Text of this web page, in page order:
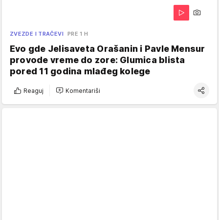
ZVEZDE I TRAČEVI PRE 1 H
Evo gde Jelisaveta Orašanin i Pavle Mensur
provode vreme do zore: Glumica blista
pored 11 godina mlađeg kolege
Reaguj Komentariši